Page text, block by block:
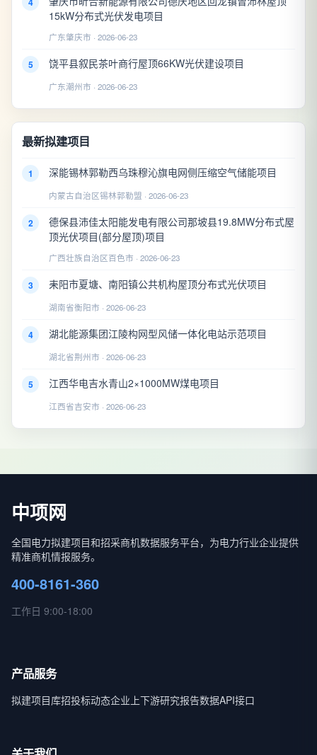
15kW分布式光伏发电项目
广东肇庆市 · 2026-06-23
5 饶平县叙民茶叶商行屋顶66KW光伏建设项目
广东潮州市 · 2026-06-23
最新拟建项目
1 深能锡林郭勒西乌珠穆沁旗电网侧压缩空气储能项目
内蒙古自治区锡林郭勒盟 · 2026-06-23
2
德保县沛佳太阳能发电有限公司那坡县19.8MW分布式屋
顶光伏项目(部分屋顶)项目
广西壮族自治区百色市 · 2026-06-23
3 耒阳市夏塘、南阳镇公共机构屋顶分布式光伏项目
湖南省衡阳市 · 2026-06-23
4 湖北能源集团江陵构网型风储一体化电站示范项目
湖北省荆州市 · 2026-06-23
5 江西华电吉水青山2×1000MW煤电项目
江西省吉安市 · 2026-06-23
中项网
全国电力拟建项目和招采商机数据服务平台，为电力行业企业提供
精准商机情报服务。
400-8161-360
工作日 9:00-18:00
产品服务
拟建项目库招投标动态企业上下游研究报告数据API接口